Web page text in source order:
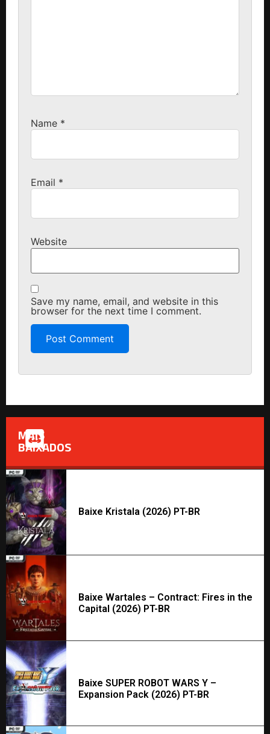
Name *
Email *
Website
Save my name, email, and website in this
browser for the next time I comment.
MAIS
BAIXADOS
Baixe Kristala (2026) PT-BR
Baixe Wartales – Contract: Fires in the
Capital (2026) PT-BR
Baixe SUPER ROBOT WARS Y –
Expansion Pack (2026) PT-BR